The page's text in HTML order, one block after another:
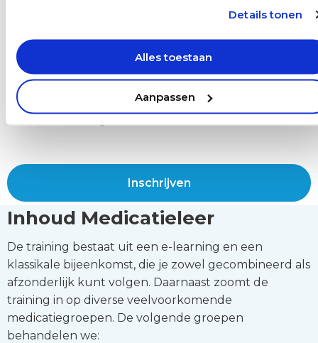
Details tonen
Alles toestaan
Aanpassen
Deze scholing heeft als doel om inzicht te geven in
veelvoorkomende medicatie, het
werkingsmechanisme, bijbehorende risico’s en
aandachtspunten én de toepasbaarheid binnen
Inschrijven
Inhoud Medicatieleer
De training bestaat uit een e-learning en een
klassikale bijeenkomst, die je zowel gecombineerd als
afzonderlijk kunt volgen. Daarnaast zoomt de
training in op diverse veelvoorkomende
medicatiegroepen. De volgende groepen
behandelen we: